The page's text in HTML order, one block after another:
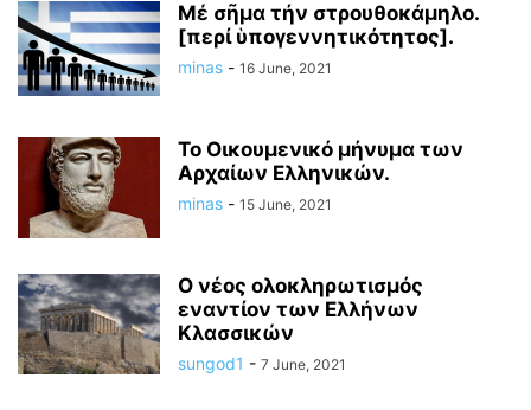
Μέ σῆμα τήν στρουθοκάμηλο.
[περί ὑπογεννητικότητος].
minas - 16 June, 2021
Το Οικουμενικό μήνυμα των
Αρχαίων Ελληνικών.
minas - 15 June, 2021
Ο νέος ολοκληρωτισμός
εναντίον των Ελλήνων
Κλασσικών
sungod1 - 7 June, 2021